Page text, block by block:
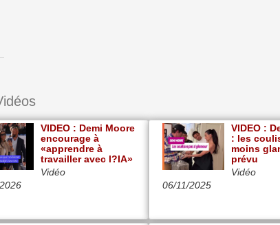
VIDEO : Demi Moore
encourage à
«apprendre à
travailler avec l?IA»
Vidéo
06/11/2025
VIDEO :
: les
moins
prévu
Vidéo